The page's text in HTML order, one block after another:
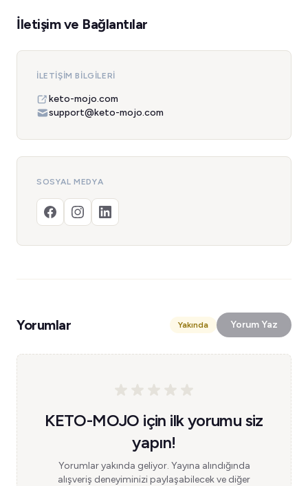
İletişim ve Bağlantılar
İLETIŞIM BILGILERI
keto-mojo.com
support@keto-mojo.com
SOSYAL MEDYA
Yorumlar Yakında Yorum Yaz
KETO-MOJO için ilk yorumu siz
yapın!
Yorumlar yakında geliyor. Yayına alındığında
alışveriş deneyiminizi paylaşabilecek ve diğer